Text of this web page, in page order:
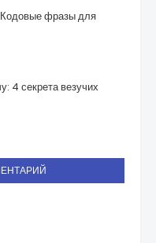
фразы для
4 секрета везучих